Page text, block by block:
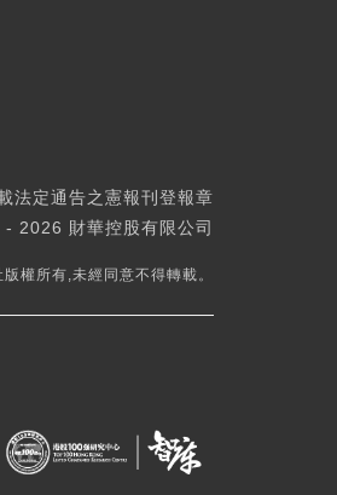
法定通告之憲報刊登報章
2026 財華控股有限公司
權所有,未經同意不得轉載。